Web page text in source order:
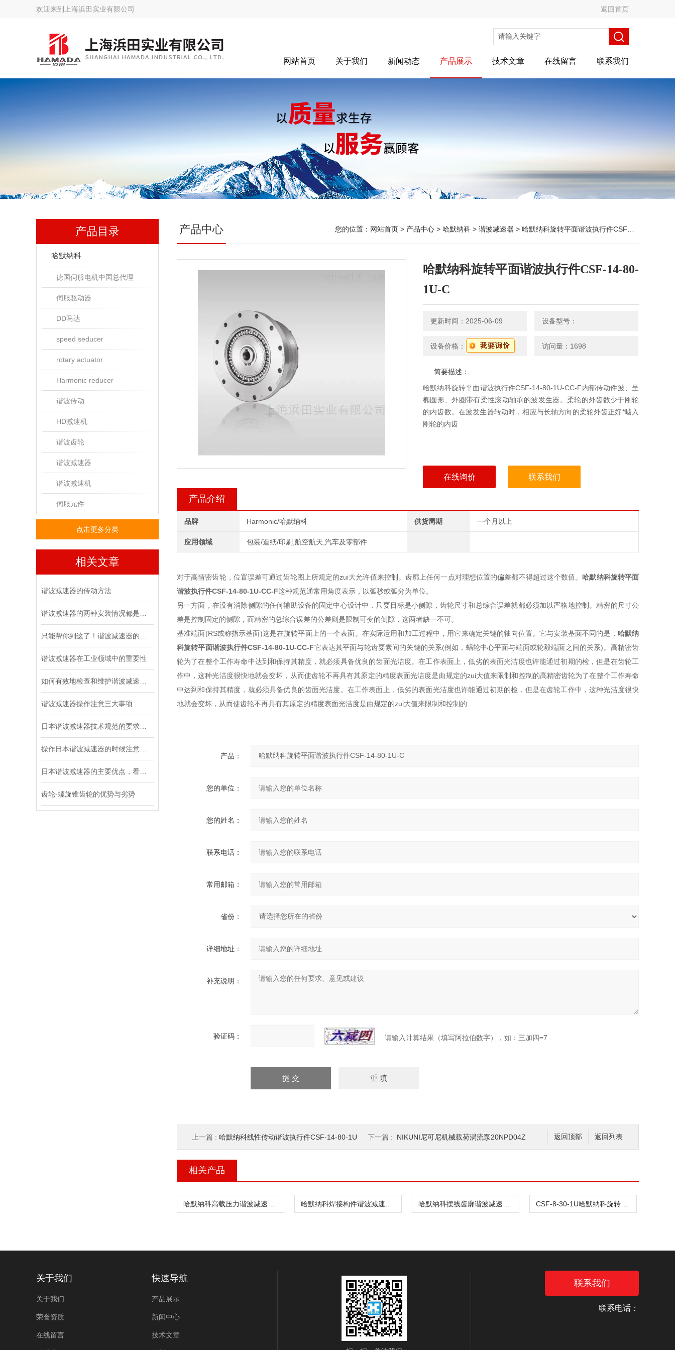
欢迎来到 上海浜田实业有限公司 返回首页
网站首页 关于我们 新闻动态 产品展示 技术文章 在线留言 联系我们
产品目录
哈默纳科
德国伺服电机中国总代理
伺服驱动器
DD马达
speed seducer
rotary actuator
Harmonic reducer
谐波传动
HD减速机
谐波齿轮
谐波减速器
谐波减速机
伺服元件
点击更多分类
相关文章
谐波减速器的传动方法
谐波减速器在工业领域中的重要性
谐波减速器操作注意三大事项
齿轮-螺旋锥齿轮的优势与劣势
产品中心 您的位置： 网站首页 > 产品中心 > 哈默纳科 > 谐波减速器 > 哈默纳科旋转平面谐波执行件CSF-14-80-1U-C
哈默纳科旋转平面谐波执行件CSF-14-80-
1U-C
更新时间：2025-06-09 设备型号：
设备价格： 访问量：1698
简要描述：
哈默纳科旋转平面谐波执行件CSF-14-80-1U-CC-F内部传动件波、呈
椭圆形、外圈带有柔性滚动轴承的波发生器。柔轮的外齿数少于刚轮
的内齿数。在波发生器转动时，相应与长轴方向的柔轮外齿正好*啮入
刚轮的内齿
在线询价 联系我们
产品介绍
品牌 Harmonic/哈默纳科 供货周期 一个月以上
应用领域 包装/造纸/印刷,航空航天,汽车及零部件
对于高情密齿轮，位置误差可通过齿轮图上所规定的zui大允许值来控制。齿廓上任何一点对理想位置的偏差都不得超过这个数值。哈默纳科旋转平面
谐波执行件CSF-14-80-1U-CC-F这种规范通常用角度表示，以弧秒或弧分为单位。
另一方面，在没有消除侧隙的任何辅助设备的固定中心设计中，只要目标是小侧隙，齿轮尺寸和总综合误差就都必须加以严格地控制 。精密的尺寸公
差是控制固定的侧隙，而精密的总综合误差的公差则是限制可变的侧隙，这两者缺一不可。
基准端面(RS或称指示基面)这是在旋转平面上的一个表面。在实际运用和加工过程中，用它来确定关键的轴向位置。它与安装基面不同的是， 哈默纳
科旋转平面谐波执行件CSF-14-80-1U-CC-F它表达其平面与轮齿要素间的关键的关系(例如，蜗轮中心平面与端面或轮毅端面之间的关系)。 高精密齿
轮为了在整个工作寿命中达到和保持其精度，就必须具备优良的齿面光洁度。在工作表面上，低劣的表面光洁度也许能通过初期的检 ，但是在齿轮工
作中，这种光洁度很快地就会变坏，从而使齿轮不再具有其原定的精度表面光洁度是由规定的zui大值来限制和控制的高精密齿轮为了在整个工作寿命
中达到和保持其精度，就必须具备优良的齿面光洁度。在工作表面上，低劣的表面光洁度也许能通过初期的检 ，但是在齿轮工作中，这种光洁度很快
地就会变坏，从而使齿轮不再具有其原定的精度表面光洁度是由规定的zui大值来限制和控制的
产品：
您的单位：
您的姓名：
联系电话：
常用邮箱：
省份：
详细地址：
补充说明：
验证码： 请输入计算结果（填写阿拉伯数字），如：三加四=7
返回列表
返回顶部
上一篇 : 哈默纳科线性传动谐波执行件CSF-14-80-1U 下一篇 : NIKUNI尼可尼机械载荷涡流泵20NPD04Z
相关产品
关于我们
关于我们
荣誉资质
在线留言
快速导航
产品展示
新闻中心
技术文章
联系我们
联系电话：